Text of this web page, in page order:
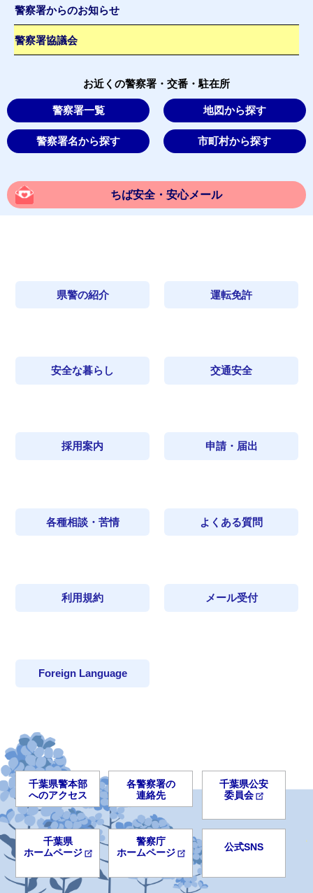
警察署からのお知らせ
警察署協議会
お近くの警察署・交番・駐在所
警察署一覧 地図から探す
警察署名から探す 市町村から探す
ちば安全・安心メール
県警の紹介 運転免許
安全な暮らし 交通安全
採用案内 申請・届出
各種相談・苦情 よくある質問
利用規約 メール受付
Foreign Language
千葉県警本部
へのアクセス
各警察署の
連絡先
千葉県公安
委員会
千葉県
ホームページ
警察庁
ホームページ
公式SNS